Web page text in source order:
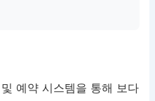
예약 시스템을 통해 보다